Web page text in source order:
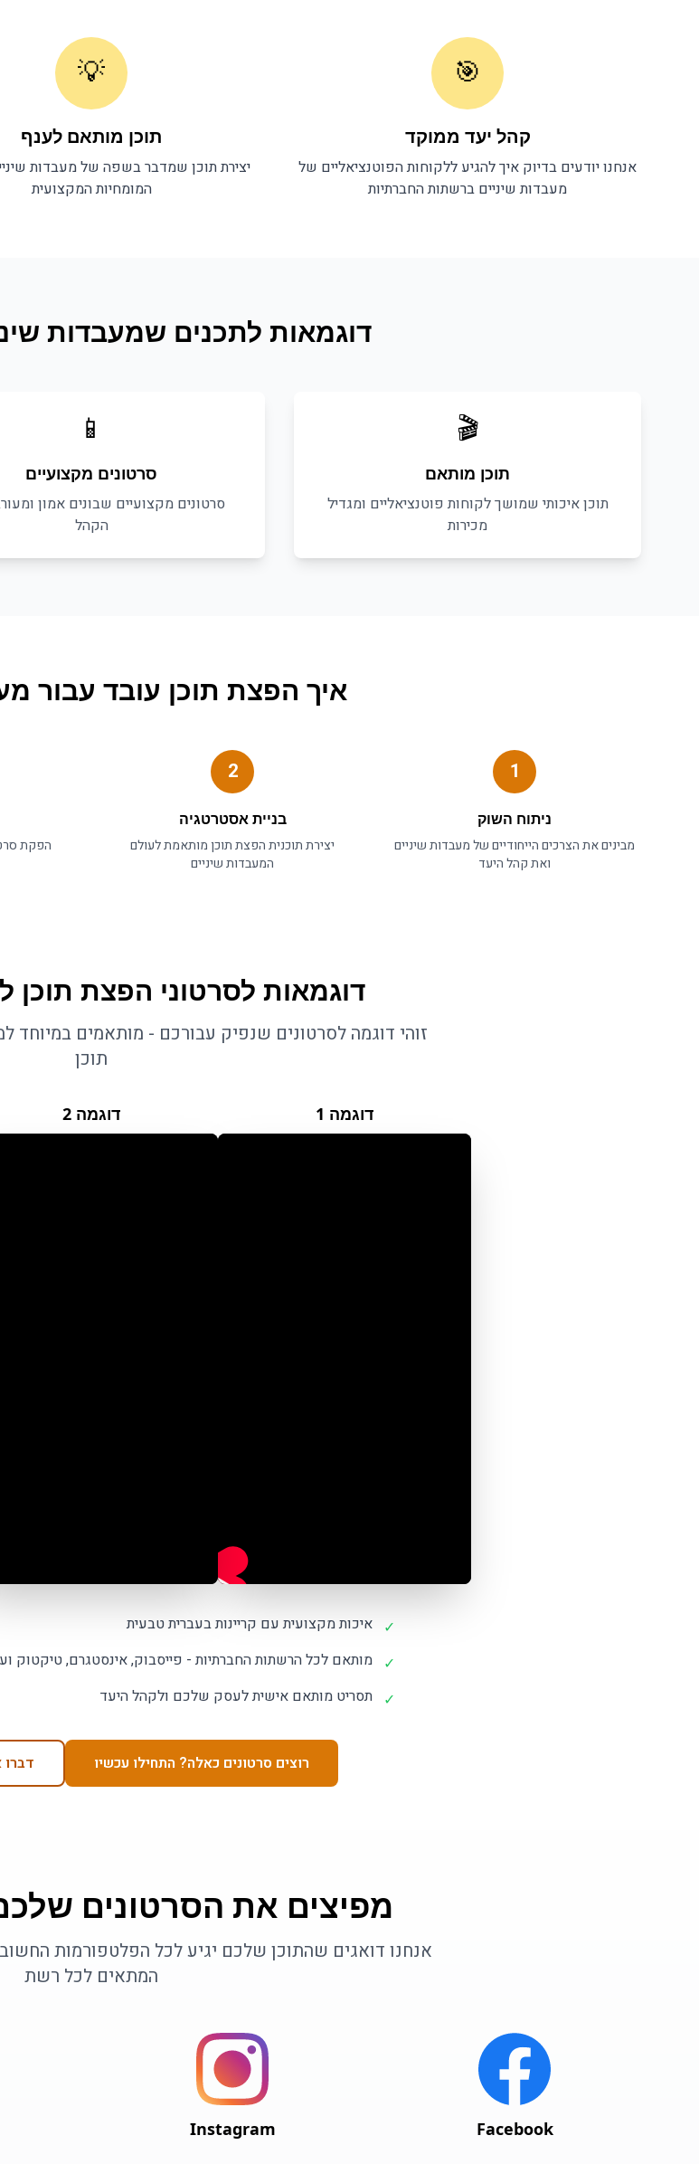
🎯
קהל יעד ממוקד
אנחנו יודעים בדיוק איך להגיע ללקוחות הפוטנציאליים של
מעבדות שיניים ברשתות החברתיות
💡
תוכן מותאם לענף
יצירת תוכן שמדבר בשפה שלמעבדות
המומחיות המקצועית
דוגמאות לתכנים שמעבדות
🎬
תוכן מותאם
תוכן איכותי שמושך לקוחות פוטנציאליים ומגדיל
מכירות
📱
סרטונים מקצועיים
סרטונים מקצועיים שבונים אמון
הקהל
איך הפצת תוכן עובד עבור
1
ניתוח השוק
מבינים את הצרכים הייחודיים שלמעבדות שיניים
ואת קהל היעד
2
בניית אסטרטגיה
יצירת תוכניתהפצת תוכןמותאמת לעולם
המעבדות שיניים
הפקת
דוגמאות לסרטוני הפצת תוכן
זוהי דוגמה לסרטונים שנפיק עבורכם - מותאמים
תוכן
דוגמה 1 דוגמה 2
✓ איכות מקצועית עם קריינות בעברית טבעית
✓ מותאם לכל הרשתות החברתיות - פייסבוק, אינסטגרם, טיקטוק
✓ תסריט מותאם אישית לעסק שלכם ולקהל היעד
רוצים סרטונים כאלה? התחילו עכשיו דברו
מפיצים את הסרטונים
אנחנו דואגים שהתוכן שלכם יגיע לכל הפלטפורמות
המתאים לכל רשת
Facebook
Instagram